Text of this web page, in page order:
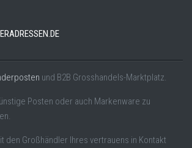
und B2B Grosshandels-Marktplatz.
Posten oder auch Markenware zu
den Großhändler Ihres vertrauens in Kontakt